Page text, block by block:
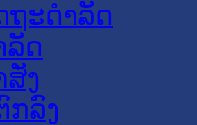
ຖະດໍາລັດ
ລັດ
ສັ່ງ
ກລົງ